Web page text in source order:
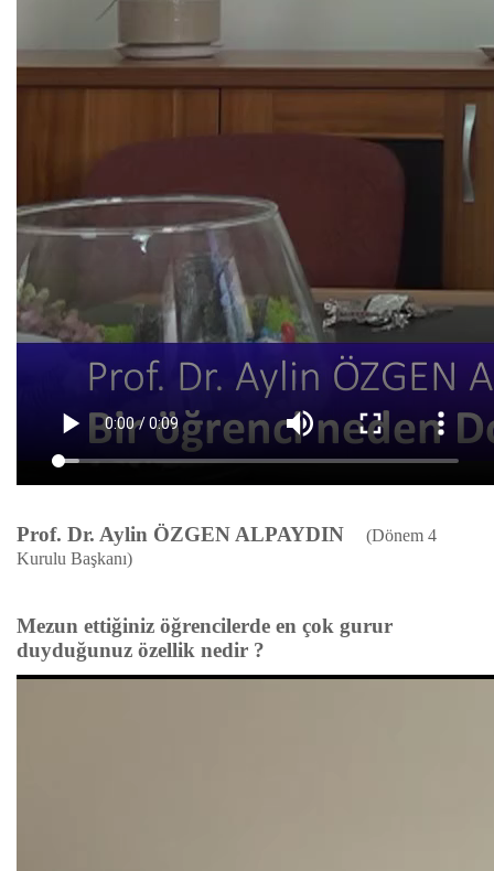
Prof. Dr. Aylin ÖZGEN ALPAYDIN
(Dönem 4
Kurulu Başkanı)
Mezun ettiğiniz öğrencilerde en çok gurur
duyduğunuz özellik nedir ?